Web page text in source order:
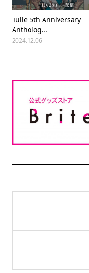
Tulle 5th Anniversary
Antholog...
2024.12.06